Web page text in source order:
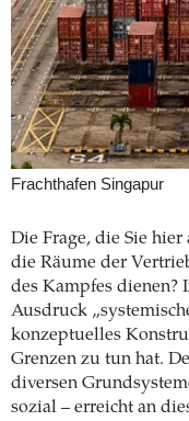
Frachthafen Singapur
Die Frage, die Sie
die Räume der
des Kampfes dienen?
Ausdruck
konzeptuelles
Grenzen zu tun hat.
diversen
sozial – erreicht an